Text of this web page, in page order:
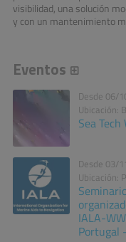
visibilidad, una solución
y con un mantenimiento
Eventos
Desde 06/
Ubicación:
Sea
Desde 03/
Ubicación:
IALA-
Portugal